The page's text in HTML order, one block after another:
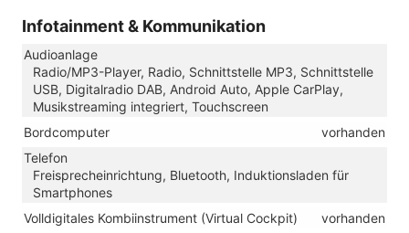
Infotainment & Kommunikation
Audioanlage
Radio/MP3-Player, Radio, Schnittstelle MP3, Schnittstelle
USB, Digitalradio DAB, Android Auto, Apple CarPlay,
Musikstreaming integriert, Touchscreen
Bordcomputer
vorhanden
Telefon
Freisprecheinrichtung, Bluetooth, Induktionsladen für
Smartphones
Volldigitales Kombiinstrument (Virtual Cockpit)
vorhanden